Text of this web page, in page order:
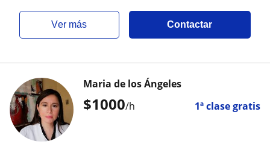
ver más Contactar
$1000/h 1ª clase gratis
Maria de los Ángeles